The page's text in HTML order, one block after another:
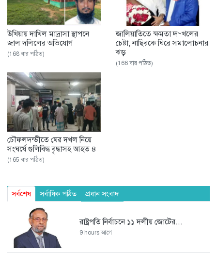
উখিয়ায় দাখিল মাদ্রাসা স্থাপনে
জাল দলিলের অভিযোগ
(168 বার পঠিত)
জালিয়াতিতে ক্ষমতা দ~খলের
চেষ্টা, নাছিরকে ঘিরে সমালোচনার
ঝড়
(166 বার পঠিত)
চৌফলদন্ডীতে ঘের দখল নিয়ে
সংঘর্ষে গুলিবিদ্ধ বৃদ্ধাসহ আহত ৪
(165 বার পঠিত)
সর্বশেষ সর্বাধিক পঠিত প্রধান সংবাদ
রাষ্ট্রপতি নির্বাচনে ১১ দলীয় জোটের...
9 hours আগে